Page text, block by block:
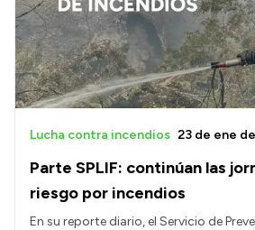
Parte SPLIF: continúan las
riesgo por incendios
Lucha contra incendios 23 de ene
En su reporte diario, el Servicio de